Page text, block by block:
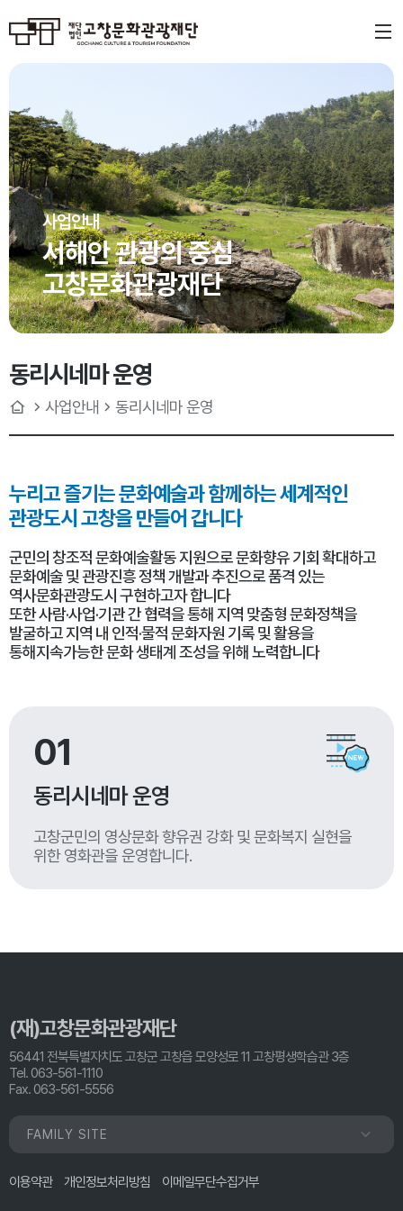
사업안내
서해안 관광의 중심
고창문화관광재단
동리시네마 운영
사업안내 동리시네마 운영
누리고 즐기는 문화예술과함께하는 세계적인
관광도시 고창을 만들어 갑니다
군민의 창조적 문화예술활동 지원으로 문화향유 기회 확대하고
문화예술 및 관광진흥 정책 개발과 추진으로 품격 있는
역사문화관광도시 구현하고자 합니다
또한 사람·사업·기관 간 협력을 통해 지역 맞춤형 문화정책을
발굴하고 지역 내 인적·물적 문화자원 기록 및 활용을
통해지속가능한 문화 생태계 조성을 위해 노력합니다
01
동리시네마 운영
고창군민의 영상문화 향유권 강화 및 문화복지 실현을
위한 영화관을 운영합니다.
(재)고창문화관광재단
56441 전북특별자치도 고창군 고창읍 모양성로 11 고창평생학습관 3층
Tel. 063-561-1110
Fax. 063-561-5556
FAMILY SITE
이용약관 개인정보처리방침 이메일무단수집거부